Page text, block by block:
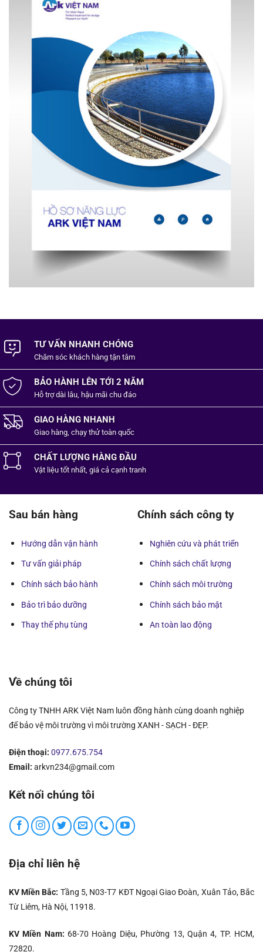
TƯ VẤN NHANH CHÓNG
Chăm sóc khách hàng tận tâm
BẢO HÀNH LÊN TỚI 2 NĂM
Hỗ trợ dài lâu, hậu mãi chu đáo
GIAO HÀNG NHANH
Giao hàng, chạy thử toàn quốc
CHẤT LƯỢNG HÀNG ĐẦU
Vật liệu tốtnhất, giá cả cạnh tranh
Sau bán hàng
Hướng dẫn vận hành
Tư vấn giải pháp
Chính sách bảo hành
Bảo trì bảo dưỡng
Thay thế phụ tùng
Chính sách công ty
Nghiên cứu và phát triển
Chính sách chất lượng
Chính sách môi trường
Chính sách bảo mật
An toàn lao động
Về chúng tôi
Công ty TNHH ARK Việt Nam luôn đồng hành cùng doanh nghiệp
để bảo vệ môi trường vì môi trường XANH - SẠCH - ĐẸP.
Điện thoại: 0977.675.754
Email: arkvn234@gmail.com
Kết nối chúng tôi
Địa chỉ liên hệ
KV Miền Bắc: Tầng 5, N03-T7 KĐT Ngoại Giao Đoàn, Xuân Tảo, Bắc
Từ Liêm, Hà Nội, 11918.
KV Miền Nam: 68-70 Hoàng Diệu, Phường 13, Quận 4, TP. HCM,
72820.